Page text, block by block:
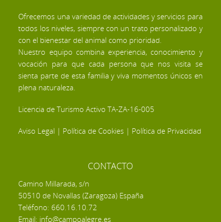
Ofrecemos una variedad de actividades y servicios para
todos los niveles, siempre con un trato personalizado y
con el bienestar del animal como prioridad.
Nuestro equipo combina experiencia, conocimiento y
vocación para que cada persona que nos visita se
sienta parte de esta familia y viva momentos únicos en
plena naturaleza.
Licencia de Turismo Activo TA-ZA-16-005
Aviso Legal | Política de Cookies | Política de Privacidad
CONTACTO
Camino Millarada, s/n
50510 de Novallas (Zaragoza) España
Teléfono: 660.16.10.72
Email: info@campoalegre.es